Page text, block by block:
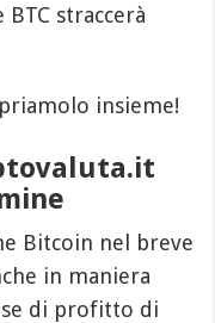
straccerà
insieme!
Bitcoin nel breve
in maniera
di profitto di